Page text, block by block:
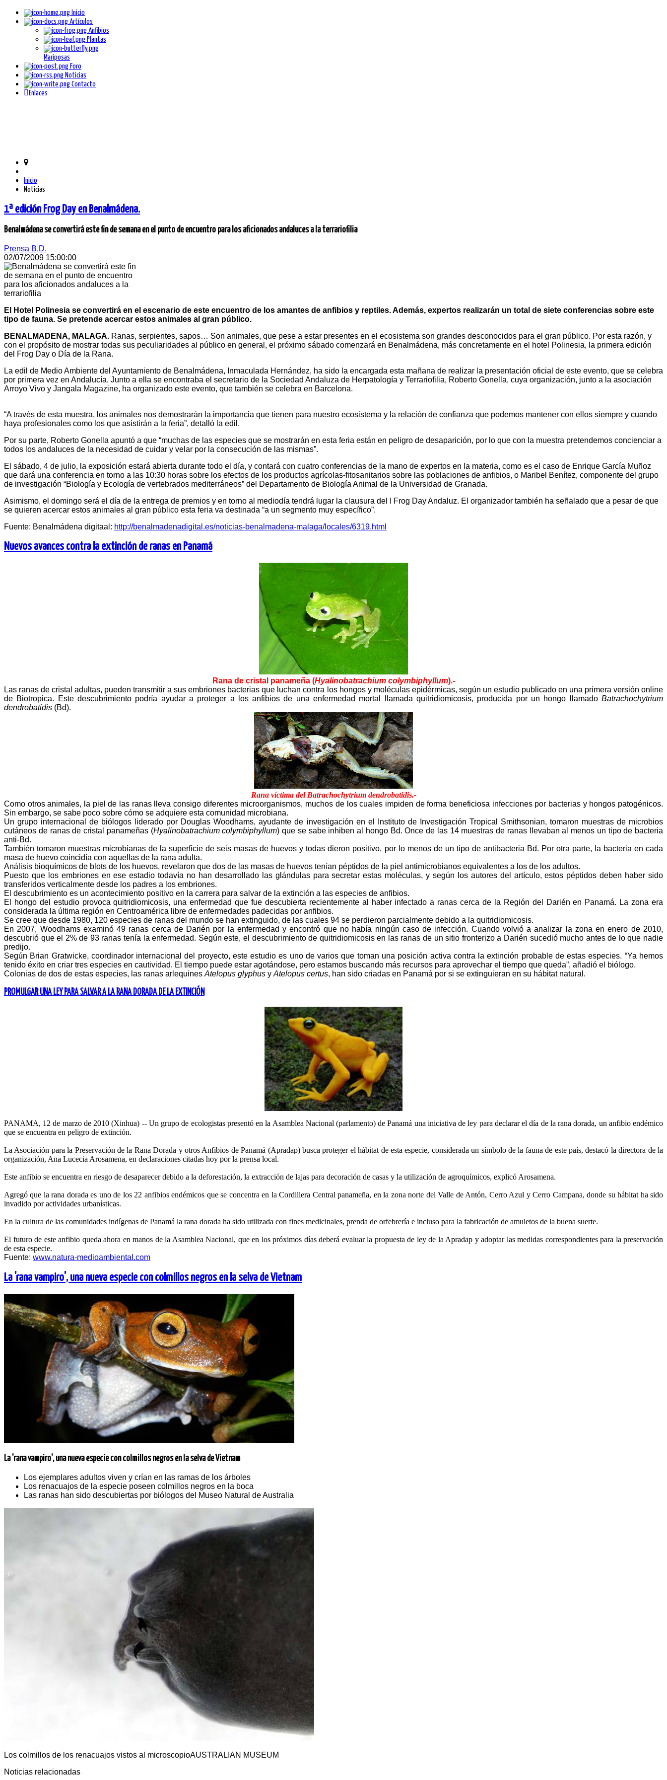
Inicio
Artículos
Anfibios
Plantas
Mariposas
Foro
Noticias
Contacto
Enlaces
Inicio
Noticias
1ª edición Frog Day en Benalmádena.
Benalmádena se convertirá este fin de semana en el punto de encuentro para los aficionados andaluces a la terrariofilia
Prensa B.D.
02/07/2009 15:00:00
El Hotel Polinesia se convertirá en el escenario de este encuentro de los amantes de anfibios y reptiles. Además, expertos realizarán un total de siete conferencias sobre este
tipo de fauna. Se pretende acercar estos animales al gran público.
BENALMADENA, MALAGA. Ranas, serpientes, sapos… Son animales, que pese a estar presentes en el ecosistema son grandes desconocidos para el gran público. Por esta razón, y
con el propósito de mostrar todas sus peculiaridades al público en general, el próximo sábado comenzará en Benalmádena, más concretamente en el hotel Polinesia, la primera edición
del Frog Day o Día de la Rana.
La edil de Medio Ambiente del Ayuntamiento de Benalmádena, Inmaculada Hernández, ha sido la encargada esta mañana de realizar la presentación oficial de este evento, que se celebra
por primera vez en Andalucía. Junto a ella se encontraba el secretario de la Sociedad Andaluza de Herpatología y Terrariofilia, Roberto Gonella, cuya organización, junto a la asociación
Arroyo Vivo y Jangala Magazine, ha organizado este evento, que también se celebra en Barcelona.
“A través de esta muestra, los animales nos demostrarán la importancia que tienen para nuestro ecosistema y la relación de confianza que podemos mantener con ellos siempre y cuando
haya profesionales como los que asistirán a la feria”, detalló la edil.
Por su parte, Roberto Gonella apuntó a que “muchas de las especies que se mostrarán en esta feria están en peligro de desaparición, por lo que con la muestra pretendemos concienciar a
todos los andaluces de la necesidad de cuidar y velar por la consecución de las mismas”.
El sábado, 4 de julio, la exposición estará abierta durante todo el día, y contará con cuatro conferencias de la mano de expertos en la materia, como es el caso de Enrique García Muñoz
que dará una conferencia en torno a las 10:30 horas sobre los efectos de los productos agrícolas-fitosanitarios sobre las poblaciones de anfibios, o Maribel Benítez, componente del grupo
de investigación “Biología y Ecología de vertebrados mediterráneos” del Departamento de Biología Animal de la Universidad de Granada.
Asimismo, el domingo será el día de la entrega de premios y en torno al mediodía tendrá lugar la clausura del I Frog Day Andaluz. El organizador también ha señalado que a pesar de que
se quieren acercar estos animales al gran público esta feria va destinada “a un segmento muy específico”.
Fuente: Benalmádena digitaal: http://benalmadenadigital.es/noticias-benalmadena-malaga/locales/6319.html
Nuevos avances contra la extinción de ranas en Panamá
Rana de cristal panameña (Hyalinobatrachium colymbiphyllum).-
Las ranas de cristal adultas, pueden transmitir a sus embriones bacterias que luchan contra los hongos y moléculas epidérmicas, según un estudio publicado en una primera versión online
de Biotropica. Este descubrimiento podría ayudar a proteger a los anfibios de una enfermedad mortal llamada quitridiomicosis, producida por un hongo llamado Batrachochytrium
dendrobatidis (Bd).
Rana víctima del Batrachochytrium dendrobatidis.-
Como otros animales, la piel de las ranas lleva consigo diferentes microorganismos, muchos de los cuales impiden de forma beneficiosa infecciones por bacterias y hongos patogénicos.
Sin embargo, se sabe poco sobre cómo se adquiere esta comunidad microbiana.
Un grupo internacional de biólogos liderado por Douglas Woodhams, ayudante de investigación en el Instituto de Investigación Tropical Smithsonian, tomaron muestras de microbios
cutáneos de ranas de cristal panameñas (Hyalinobatrachium colymbiphyllum) que se sabe inhiben al hongo Bd. Once de las 14 muestras de ranas llevaban al menos un tipo de bacteria
anti-Bd.
También tomaron muestras microbianas de la superficie de seis masas de huevos y todas dieron positivo, por lo menos de un tipo de antibacteria Bd. Por otra parte, la bacteria en cada
masa de huevo coincidía con aquellas de la rana adulta.
Análisis bioquímicos de blots de los huevos, revelaron que dos de las masas de huevos tenían péptidos de la piel antimicrobianos equivalentes a los de los adultos.
Puesto que los embriones en ese estadio todavía no han desarrollado las glándulas para secretar estas moléculas, y según los autores del artículo, estos péptidos deben haber sido
transferidos verticalmente desde los padres a los embriones.
El descubrimiento es un acontecimiento positivo en la carrera para salvar de la extinción a las especies de anfibios.
El hongo del estudio provoca quitridiomicosis, una enfermedad que fue descubierta recientemente al haber infectado a ranas cerca de la Región del Darién en Panamá. La zona era
considerada la última región en Centroamérica libre de enfermedades padecidas por anfibios.
Se cree que desde 1980, 120 especies de ranas del mundo se han extinguido, de las cuales 94 se perdieron parcialmente debido a la quitridiomicosis.
En 2007, Woodhams examinó 49 ranas cerca de Darién por la enfermedad y encontró que no había ningún caso de infección. Cuando volvió a analizar la zona en enero de 2010,
descubrió que el 2% de 93 ranas tenía la enfermedad. Según este, el descubrimiento de quitridiomicosis en las ranas de un sitio fronterizo a Darién sucedió mucho antes de lo que nadie
predijo.
Según Brian Gratwicke, coordinador internacional del proyecto, este estudio es uno de varios que toman una posición activa contra la extinción probable de estas especies. “Ya hemos
tenido éxito en criar tres especies en cautividad. El tiempo puede estar agotándose, pero estamos buscando más recursos para aprovechar el tiempo que queda”, añadió el biólogo.
Colonias de dos de estas especies, las ranas arlequines Atelopus glyphus y Atelopus certus, han sido criadas en Panamá por si se extinguieran en su hábitat natural.
PROMULGAR UNA LEY PARA SALVAR A LA RANA DORADA DE LA EXTINCIÓN
PANAMA, 12 de marzo de 2010 (Xinhua) -- Un grupo de ecologistas presentó en la Asamblea Nacional (parlamento) de Panamá una iniciativa de ley para declarar el día de la rana dorada, un anfibio endémico
que se encuentra en peligro de extinción.
La Asociación para la Preservación de la Rana Dorada y otros Anfibios de Panamá (Apradap) busca proteger el hábitat de esta especie, considerada un símbolo de la fauna de este país, destacó la directora de la
organización, Ana Lucecia Arosamena, en declaraciones citadas hoy por la prensa local.
Este anfibio se encuentra en riesgo de desaparecer debido a la deforestación, la extracción de lajas para decoración de casas y la utilización de agroquímicos, explicó Arosamena.
Agregó que la rana dorada es uno de los 22 anfibios endémicos que se concentra en la Cordillera Central panameña, en la zona norte del Valle de Antón, Cerro Azul y Cerro Campana, donde su hábitat ha sido
invadido por actividades urbanísticas.
En la cultura de las comunidades indígenas de Panamá la rana dorada ha sido utilizada con fines medicinales, prenda de orfebrería e incluso para la fabricación de amuletos de la buena suerte.
El futuro de este anfibio queda ahora en manos de la Asamblea Nacional, que en los próximos días deberá evaluar la propuesta de ley de la Apradap y adoptar las medidas correspondientes para la preservación
de esta especie.
Fuente: www.natura-medioambiental.com
La 'rana vampiro', una nueva especie con colmillos negros en la selva de Vietnam
La 'rana vampiro', una nueva especie con colmillos negros en la selva de Vietnam
Los ejemplares adultos viven y crían en las ramas de los árboles
Los renacuajos de la especie poseen colmillos negros en la boca
Las ranas han sido descubiertas por biólogos del Museo Natural de Australia
Los colmillos de los renacuajos vistos al microscopioAUSTRALIAN MUSEUM
Noticias relacionadas